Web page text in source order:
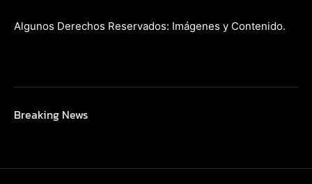
Algunos Derechos Reservados: Imágenes y Contenido.
Breaking News